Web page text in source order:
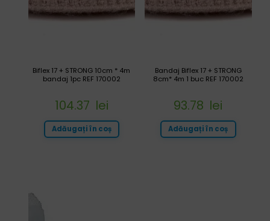
Bandaj Biflex 17 + STRONG
8cm* 4m 1 buc REF 170002
93.78 lei
Adăugați în coș
Biflex 17 + STRONG 10cm * 4m
bandaj 1pc REF 170002
104.37 lei
Adăugați în coș